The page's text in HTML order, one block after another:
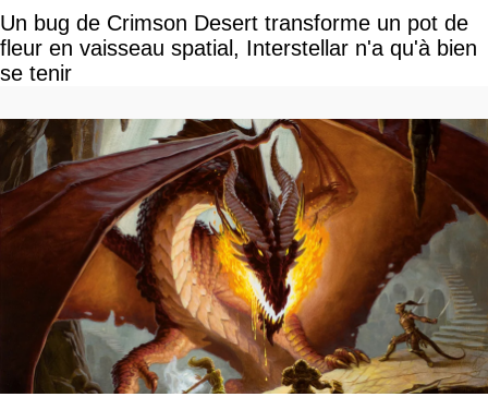
Un bug de Crimson Desert transforme un pot de
fleur en vaisseau spatial, Interstellar n'a qu'à bien
se tenir